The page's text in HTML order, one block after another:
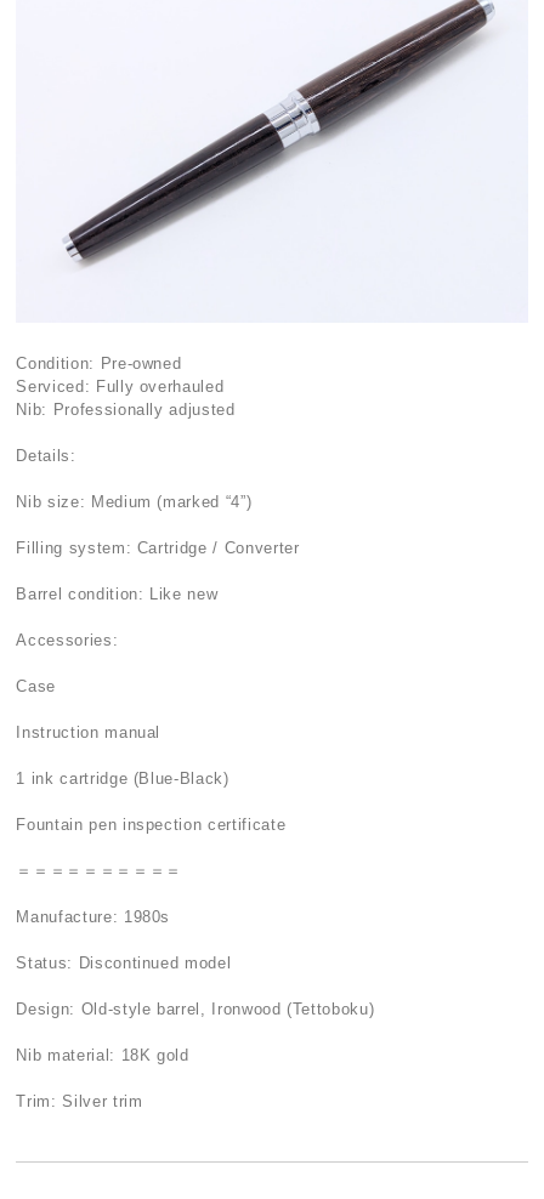
Condition: Pre-owned
Serviced: Fully overhauled
Nib: Professionally adjusted
Details:
Nib size: Medium (marked “4”)
Filling system: Cartridge / Converter
Barrel condition: Like new
Accessories:
Case
Instruction manual
1 ink cartridge (Blue-Black)
Fountain pen inspection certificate
＝＝＝＝＝＝＝＝＝＝
Manufacture: 1980s
Status: Discontinued model
Design: Old-style barrel, Ironwood (Tettoboku)
Nib material: 18K gold
Trim: Silver trim